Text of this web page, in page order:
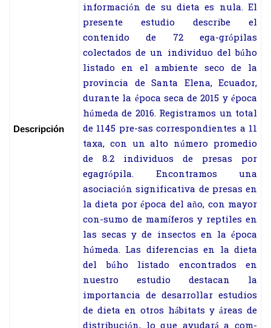
Descripción
información de su dieta es nula. El
presente estudio describe el
contenido de 72 ega-grópilas
colectados de un individuo del búho
listado en el ambiente seco de la
provincia de Santa Elena, Ecuador,
durante la época seca de 2015 y época
húmeda de 2016. Registramos un total
de 1145 pre-sas correspondientes a 11
taxa, con un alto número promedio
de 8.2 individuos de presas por
egagrópila. Encontramos una
asociación significativa de presas en
la dieta por época del año, con mayor
con-sumo de mamíferos y reptiles en
las secas y de insectos en la época
húmeda. Las diferencias en la dieta
del búho listado encontrados en
nuestro estudio destacan la
importancia de desarrollar estudios
de dieta en otros hábitats y áreas de